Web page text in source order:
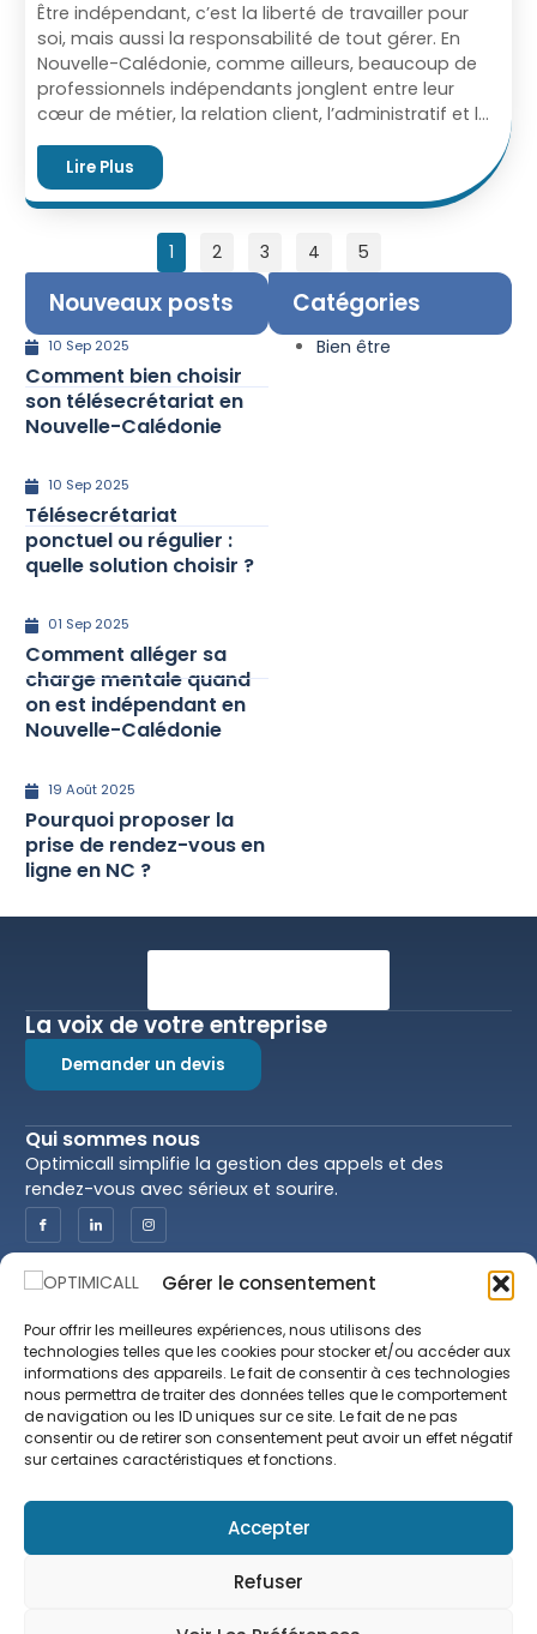
Gérer le consentement
Pour offrir les meilleures expériences, nous utilisons des
technologies telles que les cookies pour stocker et/ou accéder aux
informations des appareils. Le fait de consentir à ces technologies
nous permettra de traiter des données telles que le comportement
de navigation ou les ID uniques sur ce site. Le fait de ne pas
consentir ou de retirer son consentement peut avoir un effet négatif
sur certaines caractéristiques et fonctions.
Accepter
Refuser
Être indépendant, c’est la liberté de travailler pour
soi, mais aussi la responsabilité de tout gérer. En
Nouvelle-Calédonie, comme ailleurs, beaucoup de
professionnels indépendants jonglent entre leur
cœur de métier, la relation client, l’administratif et la
gestion financière. Résultat : la charge mentale
explose. Alors, comment souffler un peu sans perdre
en efficacité ? Conclusion Alléger sa charge mentale
quand on est indépendant en Nouvelle-Calédonie,
c’est avant tout accepter que l’on ne peut pas tout
porter seul. En priorisant, en s’organisant, en utilisant
les bons outils et en déléguant certaines tâches, on
retrouve du temps, de l’énergie et de la sérénité. […]
Lire Plus
1 2 3 4 5
Nouveaux posts
10 Sep 2025
Comment bien choisir
son télésecrétariat en
Nouvelle-Calédonie
10 Sep 2025
Télésecrétariat
ponctuel ou régulier :
quelle solution choisir ?
01 Sep 2025
Comment alléger sa
charge mentale quand
on est indépendant en
Nouvelle-Calédonie
19 Août 2025
Pourquoi proposer la
prise de rendez-vous en
ligne en NC ?
Catégories
Bien être
La voix de votre entreprise
Demander un devis
Qui sommes nous
Optimicall simplifie la gestion des appels et des
rendez-vous avec sérieux et sourire.
Optimicall
Nos praticiens
Prendre rendez-vous
Blog
Spécialités
Juridiction
Politique de
Confidentialité
Mentions Légales
Contactez-nous
contact@optimicall.com